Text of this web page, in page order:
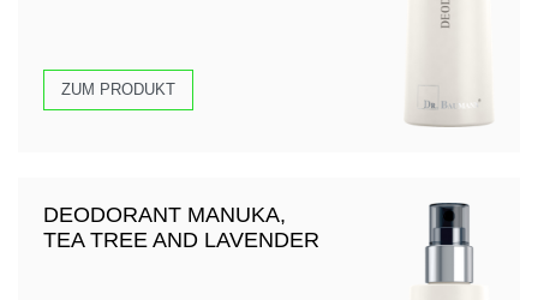
ZUM PRODUKT
DEODORANT MANUKA,
TEA TREE AND LAVENDER